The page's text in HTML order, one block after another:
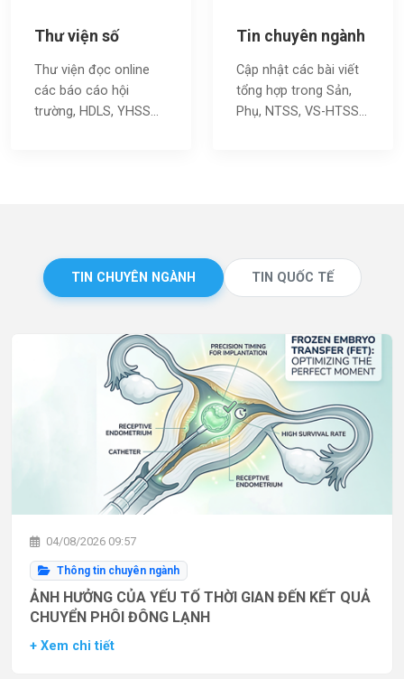
Thư viện số
Thư viện đọc online
các báo cáo hội
trường, HDLS, YHSS…
Tin chuyên ngành
Cập nhật các bài viết
tổng hợp trong Sản,
Phụ, NTSS, VS-HTSS...
TIN CHUYÊN NGÀNH TIN QUỐC TẾ
04/08/2026 09:57
Thông tin chuyên ngành
ẢNH HƯỞNG CỦA YẾU TỐ THỜI GIAN ĐẾN KẾT QUẢ
CHUYỂN PHÔI ĐÔNG LẠNH
+ Xem chi tiết